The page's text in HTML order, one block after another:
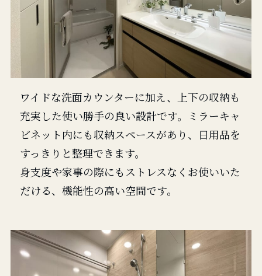
ワイドな洗面カウンターに加え、上下の収納も
充実した使い勝手の良い設計です。ミラーキャ
ビネット内にも収納スペースがあり、日用品を
すっきりと整理できます。
身支度や家事の際にもストレスなくお使いいた
だける、機能性の高い空間です。